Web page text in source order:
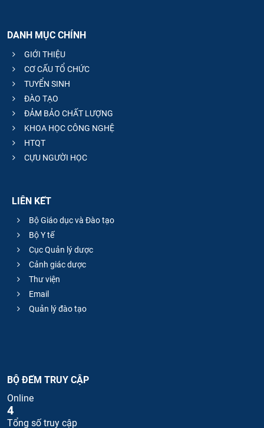
DANH MỤC CHÍNH
GIỚI THIỆU
CƠ CẤU TỔ CHỨC
TUYỂN SINH
ĐÀO TẠO
ĐẢM BẢO CHẤT LƯỢNG
KHOA HỌC CÔNG NGHỆ
HTQT
CỰU NGƯỜI HỌC
LIÊN KẾT
Bộ Giáo dục và Đào tạo
Bộ Y tế
Cục Quản lý dược
Cảnh giác dược
Thư viện
Email
Quản lý đào tạo
BỘ ĐẾM TRUY CẬP
Online
4
Tổng số truy cập